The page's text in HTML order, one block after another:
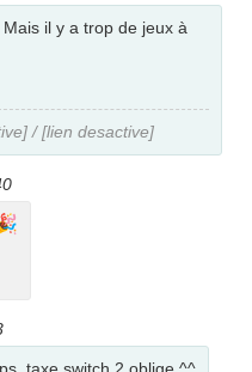
il y a trop de jeux à
/ [lien desactive]